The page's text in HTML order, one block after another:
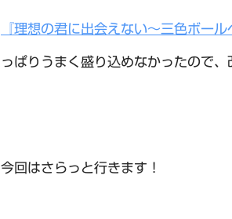
『理想の君に出会えない〜三色ボール
っぱりうまく盛り込めなかったので
今回はさらっと行きます！